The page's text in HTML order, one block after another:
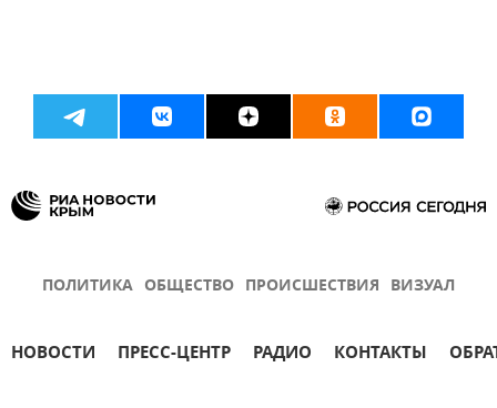
ПОЛИТИКА ОБЩЕСТВО ПРОИСШЕСТВИЯ ВИЗУАЛ
НОВОСТИ ПРЕСС-ЦЕНТР РАДИО КОНТАКТЫ